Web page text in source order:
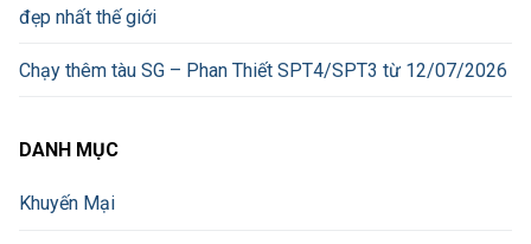
đẹp nhất thế giới
Chạy thêm tàu SG – Phan Thiết SPT4/SPT3 từ 12/07/2026
DANH MỤC
Khuyến Mại